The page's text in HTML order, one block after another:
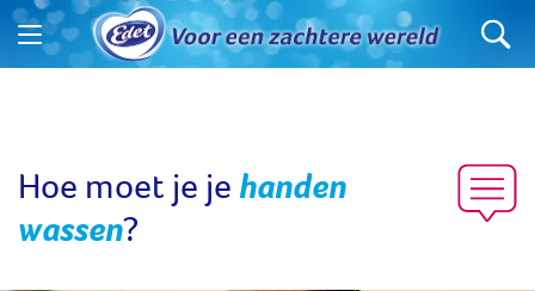
Hoe moet je jehanden
wassen?